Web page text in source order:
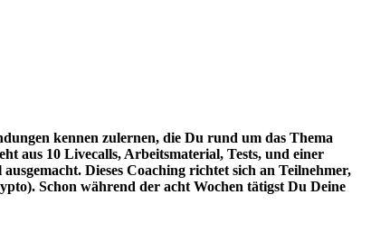
kennen zulernen, die Du rund um das Thema
aus 10 Livecalls, Arbeitsmaterial, Tests, und einer
Dieses Coaching richtet sich an Teilnehmer,
Schon während der acht Wochen tätigst Du Deine